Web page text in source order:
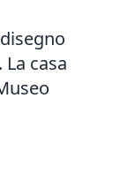
casa